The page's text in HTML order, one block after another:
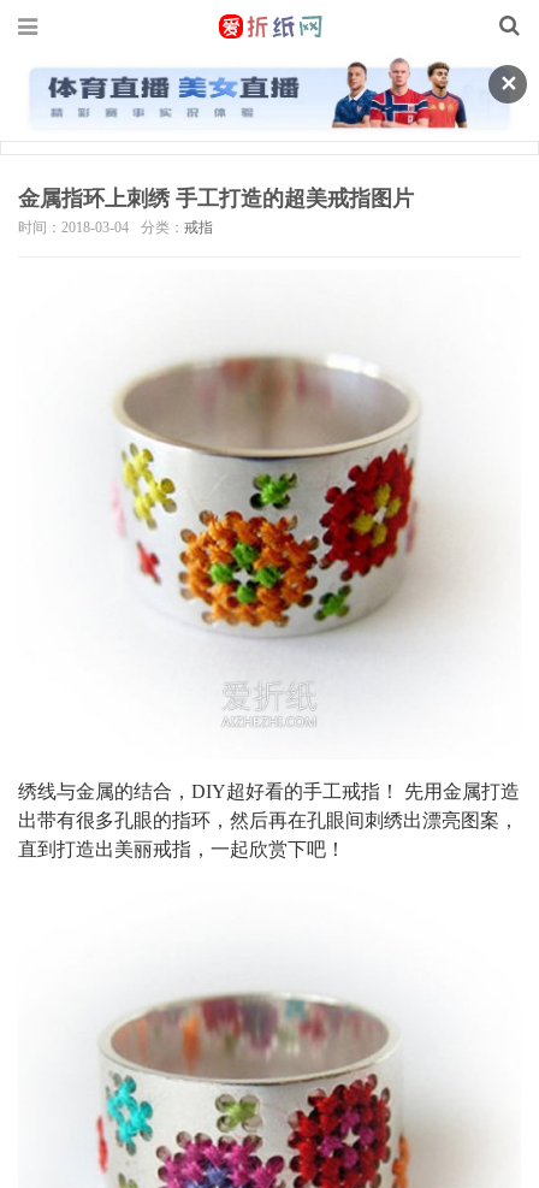
✕
金属指环上刺绣 手工打造的超美戒指图片
时间：2018-03-04 分类： 戒指
绣线与金属的结合，DIY超好看的手工戒指！ 先用金属打造
出带有很多孔眼的指环，然后再在孔眼间刺绣出漂亮图案，
直到打造出美丽戒指，一起欣赏下吧！